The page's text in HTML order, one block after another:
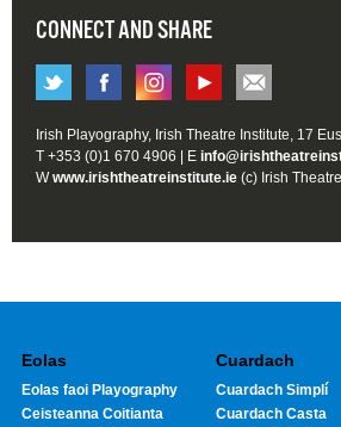
CONNECT AND SHARE
Irish Playography, Irish Theatre Institute, 17
T +353 (0)1 670 4906 | E
Wwww.irishtheatreinstitute.ie (c) Irish
Eolas
Eolas faoi Playography
Ceisteanna Coitianta
Cuardach
Cuardach Simplí
Cuardach Casta